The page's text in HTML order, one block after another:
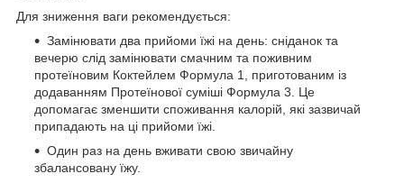
Для зниження ваги рекомендується:
Замінювати два прийоми їжі на день: сніданок та
вечерю слід замінювати смачним та поживним
протеїновим Коктейлем Формула 1, приготованим із
додаванням Протеїнової суміші Формула 3. Це
допомагає зменшити споживання калорій, які зазвичай
припадають на ці прийоми їжі.
Один раз на день вживати свою звичайну
збалансовану їжу.